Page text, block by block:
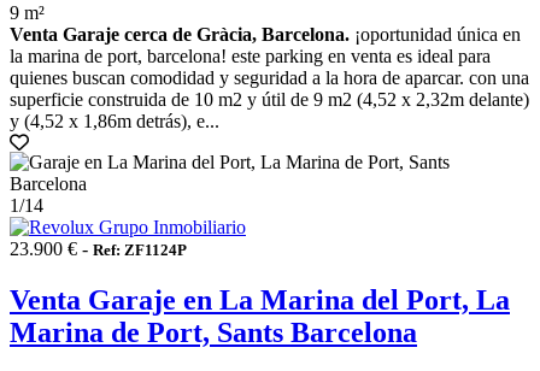
9 m²
Venta Garaje cerca de Gràcia, Barcelona. ¡oportunidad única en
la marina de port, barcelona! este parking en venta es ideal para
quienes buscan comodidad y seguridad a la hora de aparcar. con una
superficie construida de 10 m2 y útil de 9 m2 (4,52 x 2,32m delante)
y (4,52 x 1,86m detrás), e...
1/14
23.900 € - Ref: ZF1124P
Venta Garaje en La Marina del Port, La
Marina de Port, Sants Barcelona